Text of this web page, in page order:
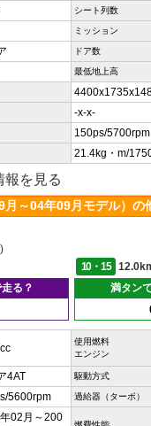
シート列数
ミッション
ドア数
最低地上高
-x-x-
150ps/5700rpm
21.4kg・m/
報を見る
月～04年09月モデル）の
10・15
る？
満タン
使用燃料
エンジン
4AT 駆動方式
5600rpm 過給器（ターボ）
02月～200